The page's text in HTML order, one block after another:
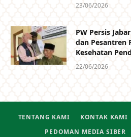
23/06/2026
PW Persis
dan Pesantren
Kesehatan
22/06/2026
TENTANG KAMI KONTAK KAMI
PEDOMAN MEDIA SIBER